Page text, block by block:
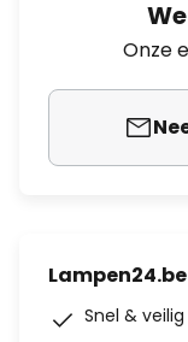
Onze
Lampen24.be
Snel &